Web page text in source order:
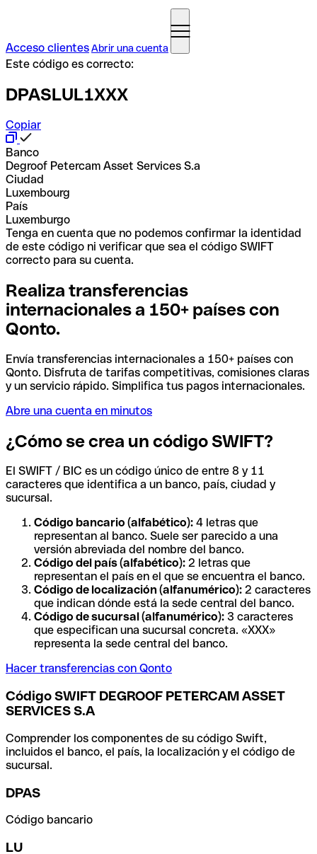
Acceso clientesAbrir una cuenta
Este código es correcto:
DPASLUL1XXX
Copiar
Banco
Degroof Petercam Asset Services S.a
Ciudad
Luxembourg
País
Luxemburgo
Tenga en cuenta que no podemos confirmar la identidad
de este código ni verificar que sea el código SWIFT
correcto para su cuenta.
Realiza transferencias
internacionales a 150+ países con
Qonto.
Envía transferencias internacionales a 150+ países con
Qonto. Disfruta de tarifas competitivas, comisiones claras
y un servicio rápido. Simplifica tus pagos internacionales.
Abre una cuenta en minutos
¿Cómo se crea un código SWIFT?
El SWIFT / BIC es un código único de entre 8 y 11
caracteres que identifica a un banco, país, ciudad y
sucursal.
Código bancario (alfabético): 4 letras que
representan al banco. Suele ser parecido a una
versión abreviada del nombre del banco.
Código del país (alfabético): 2 letras que
representan el país en el que se encuentra el banco.
Código de localización (alfanumérico): 2 caracteres
que indican dónde está la sede central del banco.
Código de sucursal (alfanumérico): 3 caracteres
que especifican una sucursal concreta. «XXX»
representa la sede central del banco.
Hacer transferencias con Qonto
Código SWIFT DEGROOF PETERCAM ASSET
SERVICES S.A
Comprender los componentes de su código Swift,
incluidos el banco, el país, la localización y el código de
sucursal.
DPAS
Código bancario
LU